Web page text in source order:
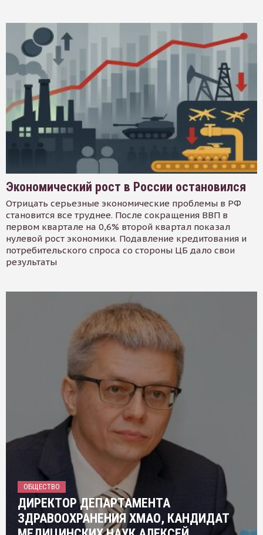
Экономический рост в России остановился
Отрицать серьезные экономические проблемы в РФ
становится все труднее. После сокращения ВВП в
первом квартале на 0,6% второй квартал показал
нулевой рост экономики. Подавление кредитования и
потребительского спроса со стороны ЦБ дало свои
результаты
ОБЩЕСТВО
ДИРЕКТОР ДЕПАРТАМЕНТА
ЗДРАВООХРАНЕНИЯ ХМАО, КАНДИДАТ